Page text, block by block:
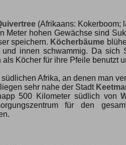
(Afrikaans: Kokerboom;
Meter hohen Gewächse sind
speichern. Köcherbäume
innen schwammig. Da
als Köcher für ihre Pfeile benutzt
Afrika, an denen man
sehr nahe der Stadt
500 Kilometer südlich von
für den